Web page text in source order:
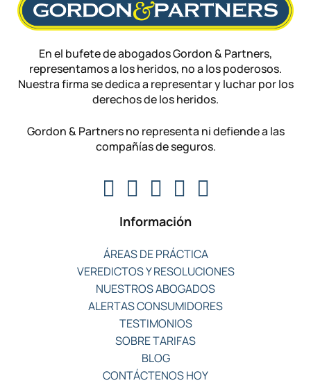
En el bufete de abogados Gordon & Partners,
representamos a los heridos, no a los poderosos.
Nuestra firma se dedica a representar y luchar por los
derechos de los heridos.
Gordon & Partners no representa ni defiende a las
compañías de seguros.
Información
ÁREAS DE PRÁCTICA
VEREDICTOS Y RESOLUCIONES
NUESTROS ABOGADOS
ALERTAS CONSUMIDORES
TESTIMONIOS
SOBRE TARIFAS
BLOG
CONTÁCTENOS HOY